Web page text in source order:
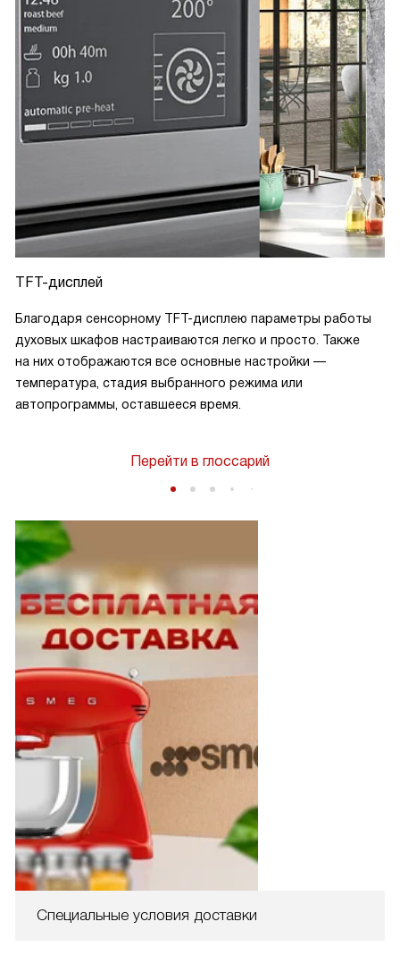
TFT-дисплей
Благодаря сенсорному TFT-дисплею параметры работы
духовых шкафов настраиваются легко и просто. Также
на них отображаются все основные настройки —
температура, стадия выбранного режима или
автопрограммы, оставшееся время.
Перейти в глоссарий
Специальные условия доставки